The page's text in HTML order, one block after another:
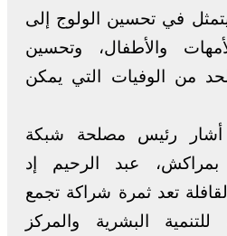
في تحسين الولوج إلى
والأطفال، وتحسين
من الوفيات التي يمكن
أشار رئيس مصلحة شبكة
عبد الرحيم إد
تعد ثمرة شراكة تجمع
للتنمية البشرية والمركز